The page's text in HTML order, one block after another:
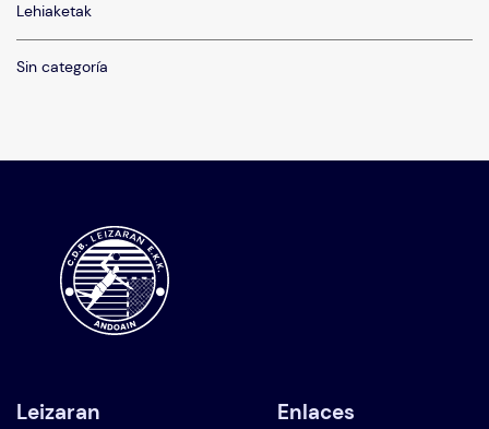
Lehiaketak
Sin categoría
Leizaran Enlaces